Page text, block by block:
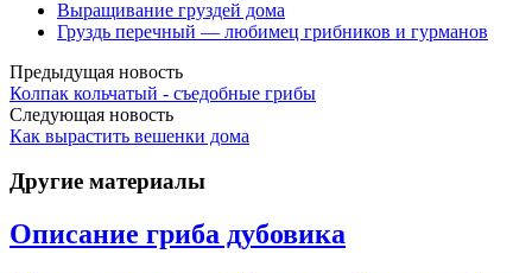
Выращивание груздей дома
Груздь перечный — любимец грибников и гурманов
Предыдущая новость
Колпак кольчатый - съедобные грибы
Следующая новость
Как вырастить вешенки дома
Другие материалы
Описание гриба дубовика